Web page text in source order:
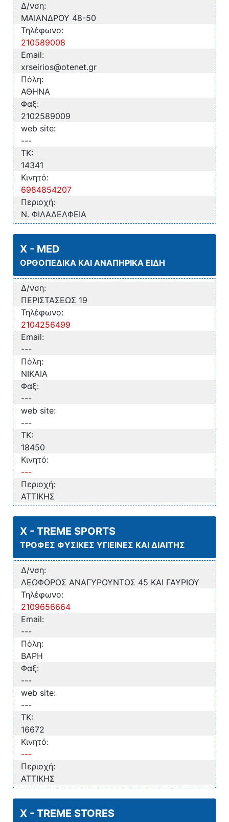
Δ/νση:
ΜΑΙΑΝΔΡΟΥ 48-50
Τηλέφωνο:
210589008
Email:
xrseirios@otenet.gr
Πόλη:
ΑΘΗΝΑ
Φαξ:
2102589009
web site:
---
TK:
14341
Κινητό:
6984854207
Περιοχή:
Ν. ΦΙΛΑΔΕΛΦΕΙΑ
X - MED
ΟΡΘΟΠΕΔΙΚΑ ΚΑΙ ΑΝΑΠΗΡΙΚΑ ΕΙΔΗ
Δ/νση:
ΠΕΡΙΣΤΑΣΕΩΣ 19
Τηλέφωνο:
2104256499
Email:
---
Πόλη:
ΝΙΚΑΙΑ
Φαξ:
---
web site:
---
TK:
18450
Κινητό:
---
Περιοχή:
ΑΤΤΙΚΗΣ
X - TREME SPORTS
ΤΡΟΦΕΣ ΦΥΣΙΚΕΣ ΥΓΙΕΙΝΕΣ ΚΑΙ ΔΙΑΙΤΗΣ
Δ/νση:
ΛΕΩΦΟΡΟΣ ΑΝΑΓΥΡΟΥΝΤΟΣ 45 ΚΑΙ ΓΑΥΡΙΟΥ
Τηλέφωνο:
2109656664
Email:
---
Πόλη:
ΒΑΡΗ
Φαξ:
---
web site:
---
TK:
16672
Κινητό:
---
Περιοχή:
ΑΤΤΙΚΗΣ
X - TREME STORES